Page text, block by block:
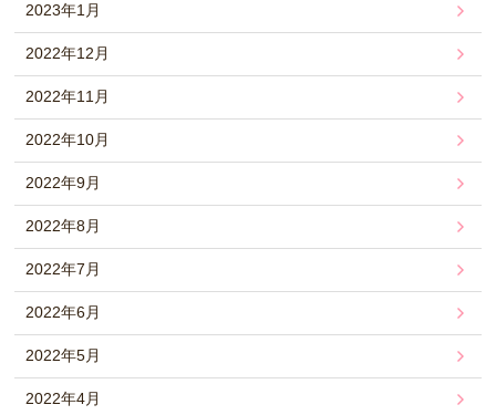
2023年1月
2022年12月
2022年11月
2022年10月
2022年9月
2022年8月
2022年7月
2022年6月
2022年5月
2022年4月